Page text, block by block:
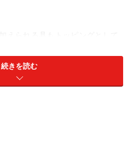
えられる具もトッピングとして
る際の心配も要りませんね。
ソースに加えれば、美味しいミ
続きを読む